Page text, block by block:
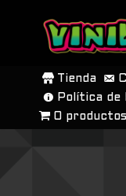
SALTAR
CONTENIDO
Tienda
Política de
0 productos